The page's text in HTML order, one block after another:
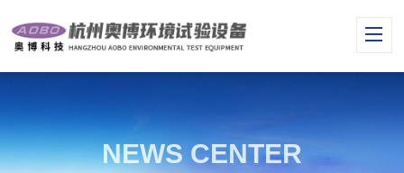
NEWS CENTER